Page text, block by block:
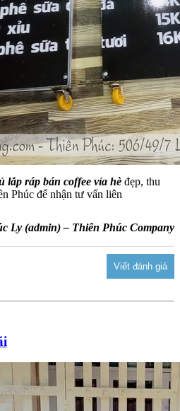
lắp ráp bán coffee vỉa hè đẹp, thu
Phúc để nhận tư vấn liên
Ly (admin) – Thiên Phúc Company